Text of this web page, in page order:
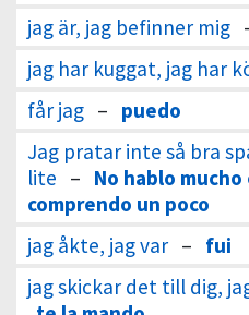
jag är, jag befinner mig
jag har kuggat, jag har
får jag – puedo
Jag pratar inte så bra
lite – No hablo
comprendo un poco
jag åkte, jag var – fui
jag skickar det till dig,